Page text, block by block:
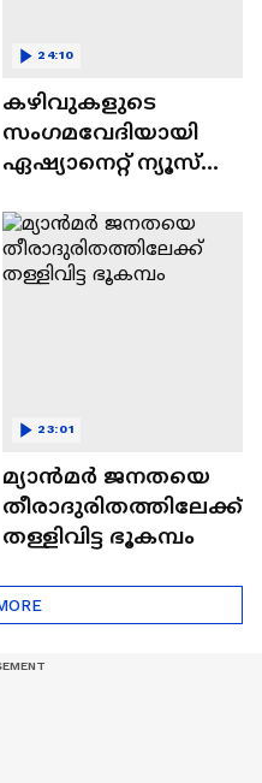
കഴിവുകളുടെ
സംഗമവേദിയായി
ഏഷ്യാനെറ്റ് ന്യൂസ്
സീസൺ 2
24:10
മ്യാൻമർ ജനതയെ
തീരാദുരിതത്തിലേക്ക്
തള്ളിവിട്ട ഭൂകമ്പം
23:01